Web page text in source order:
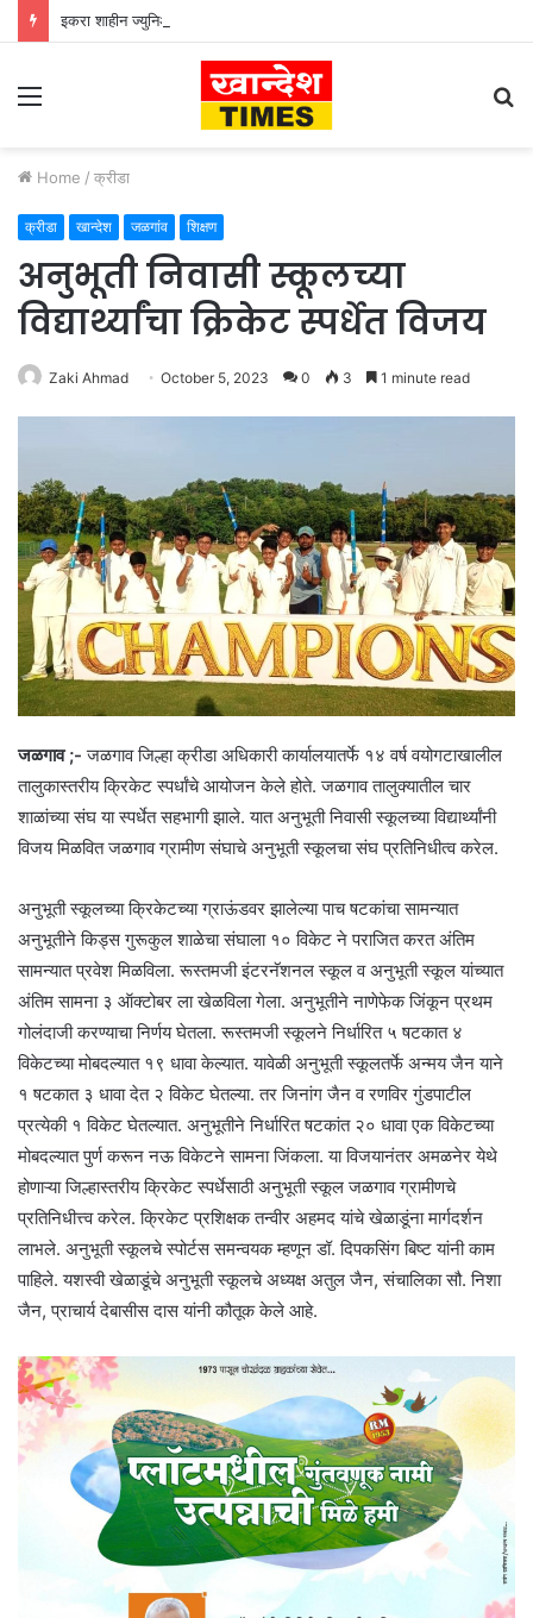
इकरा शाहीन ज्युनिअर कॉलेजमध्ये ‘एक पेड माँ के नाम’ अभियान
Menu
Home / क्रीडा
क्रीडा खान्देश जळगांव शिक्षण
अनुभूती निवासी स्कूलच्या
विद्यार्थ्यांचा क्रिकेट स्पर्धेत विजय
Zaki Ahmad October 5, 2023 0 3 1 minute read
जळगाव ;- जळगाव जिल्हा क्रीडा अधिकारी कार्यालयातर्फे १४ वर्ष वयोगटाखालील
तालुकास्तरीय क्रिकेट स्पर्धांचे आयोजन केले होते. जळगाव तालुक्यातील चार
शाळांच्या संघ या स्पर्धेत सहभागी झाले. यात अनुभूती निवासी स्कूलच्या विद्यार्थ्यांनी
विजय मिळवित जळगाव ग्रामीण संघाचे अनुभूती स्कूलचा संघ प्रतिनिधीत्व करेल.
अनुभूती स्कूलच्या क्रिकेटच्या ग्राऊंडवर झालेल्या पाच षटकांचा सामन्यात
अनुभूतीने किड्स गुरूकुल शाळेचा संघाला १० विकेट ने पराजित करत अंतिम
सामन्यात प्रवेश मिळविला. रूस्तमजी इंटरनॅशनल स्कूल व अनुभूती स्कूल यांच्यात
अंतिम सामना ३ ऑक्टोबर ला खेळविला गेला. अनुभूतीने नाणेफेक जिंकून प्रथम
गोलंदाजी करण्याचा निर्णय घेतला. रूस्तमजी स्कूलने निर्धारित ५ षटकात ४
विकेटच्या मोबदल्यात १९ धावा केल्यात. यावेळी अनुभूती स्कूलतर्फे अन्मय जैन याने
१ षटकात ३ धावा देत २ विकेट घेतल्या. तर जिनांग जैन व रणविर गुंडपाटील
प्रत्येकी १ विकेट घेतल्यात. अनुभूतीने निर्धारित षटकांत २० धावा एक विकेटच्या
मोबदल्यात पुर्ण करून नऊ विकेटने सामना जिंकला. या विजयानंतर अमळनेर येथे
होणाऱ्या जिल्हास्तरीय क्रिकेट स्पर्धेसाठी अनुभूती स्कूल जळगाव ग्रामीणचे
प्रतिनिधीत्त्व करेल. क्रिकेट प्रशिक्षक तन्वीर अहमद यांचे खेळाडूंना मार्गदर्शन
लाभले. अनुभूती स्कूलचे स्पोर्टस समन्वयक म्हणून डॉ. दिपकसिंग बिष्ट यांनी काम
पाहिले. यशस्वी खेळाडूंचे अनुभूती स्कूलचे अध्यक्ष अतुल जैन, संचालिका सौ. निशा
जैन, प्राचार्य देबासीस दास यांनी कौतूक केले आहे.